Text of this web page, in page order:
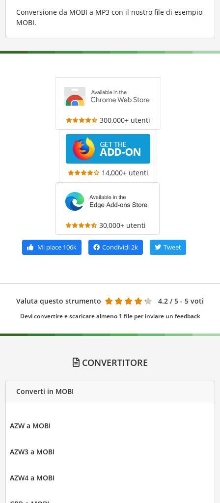
Conversione da MOBI a MP3 con il nostro file di esempio
MOBI.
300,000+ utenti
14,000+ utenti
30,000+ utenti
Mi piace 106k Condividi2k Tweet
Valuta questo strumento 4.2 / 5 - 5 voti
Devi convertire e scaricare almeno 1 file per inviare un feedback
CONVERTITORE
Converti in MOBI
AZW a MOBI
AZW3 a MOBI
AZW4 a MOBI